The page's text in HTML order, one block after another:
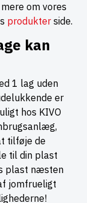
om vores
produkter side.
kan
1 lag uden
er
hos KIVO
tilføje de
til din plast
plast næsten
jomfrueligt